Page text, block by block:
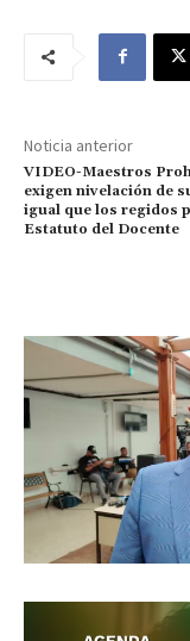
Noticia anterior
VIDEO-Maestros
exigen nivelación de
igual que los regidos
Estatuto del Docente